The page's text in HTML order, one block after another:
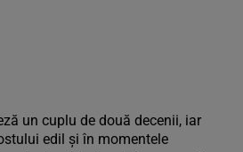
un cuplu de două decenii, iar
edil și în momentele